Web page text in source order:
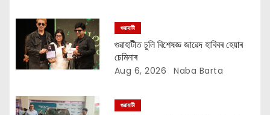
o
n
গুৱাহাটী
গুৱাহাটীত চুলি বিশেষজ্ঞ জাৱেদ হাবিবৰ হেয়াৰ
চেমিনাৰ
Aug 6, 2026 Naba Barta
গুৱাহাটী